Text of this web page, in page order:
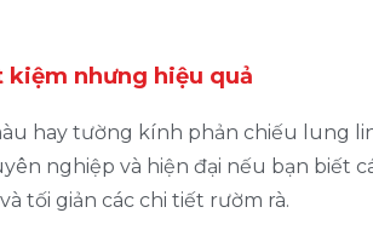
nhưng hiệu quả
hay tường kính phản chiếu lung
nghiệp và hiện đại nếu bạn biết
tối giản các chi tiết rườm rà.